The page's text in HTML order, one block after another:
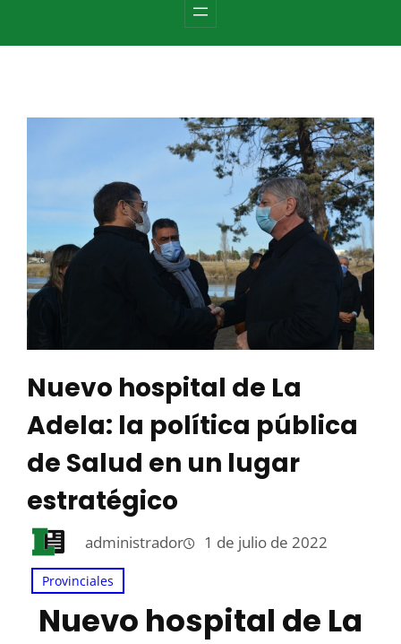
Nuevo hospital de La
Adela: la política pública
de Salud en un lugar
estratégico
administrador 1 de julio de 2022
Provinciales
Nuevo hospital de La